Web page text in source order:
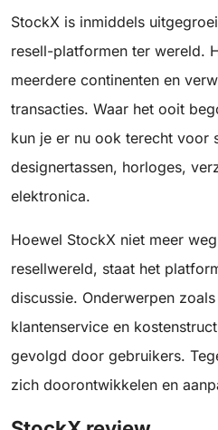
StockX is inmiddels
resell-platformen ter wereld.
meerdere continenten en
transacties. Waar het ooit
kun je er nu ook terecht voor
designertassen, horloges,
elektronica.
Hoewel StockX niet meer
resellwereld, staat het
discussie. Onderwerpen
klantenservice en
gevolgd door gebruikers.
zich doorontwikkelen en